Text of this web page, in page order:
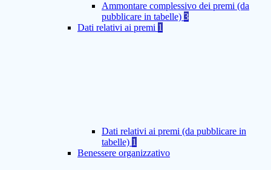
Ammontare complessivo dei premi (da
pubblicare in tabelle) 3
Dati relativi ai premi 1
Dati relativi ai premi (da pubblicare in
tabelle) 1
Benessere organizzativo